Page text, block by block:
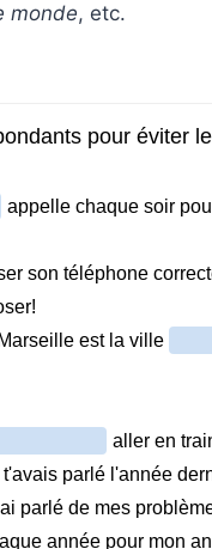
monde, etc.